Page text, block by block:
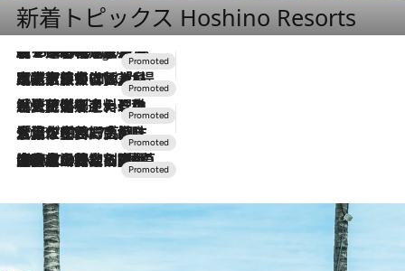
新着トピックス Hoshino Resorts
4 Hours Ago
【トンボの足水浴】ヒノキの香りに包まれて涼感マックス！約13℃の湧水かけ流しを避暑地「星野温泉 トンボの湯」で体験
2026.7.31
【ホテル帰省】という選択肢をOMOが提案。家族とほどよい距離を保つには「昼は実家、夜は気兼ねなくホテルで！」
2026.7.24
【夏限定ディナーコース】旬を迎える稚鮎や花ズッキーニなどをイタリア・トスカーナの郷土料理の手法で満喫！
2026.7.17
「土佐和ハーブかき氷」がOMO7高知に登場！生姜、山椒、大葉など目にも舌にも涼を呼ぶ郷土の味
2026.7.10
NEW OPEN！【界 草津】名湯の地に誕生。趣の異なる2種の温泉と上州ならではの会席・蕎麦割烹など美食を味わう究極の癒やし旅